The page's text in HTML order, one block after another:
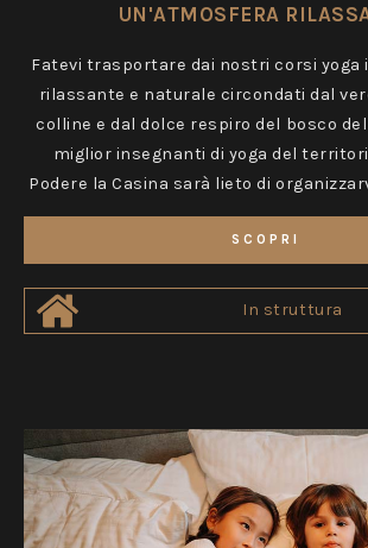
UN'ATMOSFERA
Fatevi trasportare dai nostri corsi yoga
rilassante e naturale circondati dal
colline e dal dolce respiro del bosco
miglior insegnanti di yoga del
Podere la Casina sarà lieto di
SCOPRI
In struttura